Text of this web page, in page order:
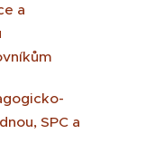
a
SPC a